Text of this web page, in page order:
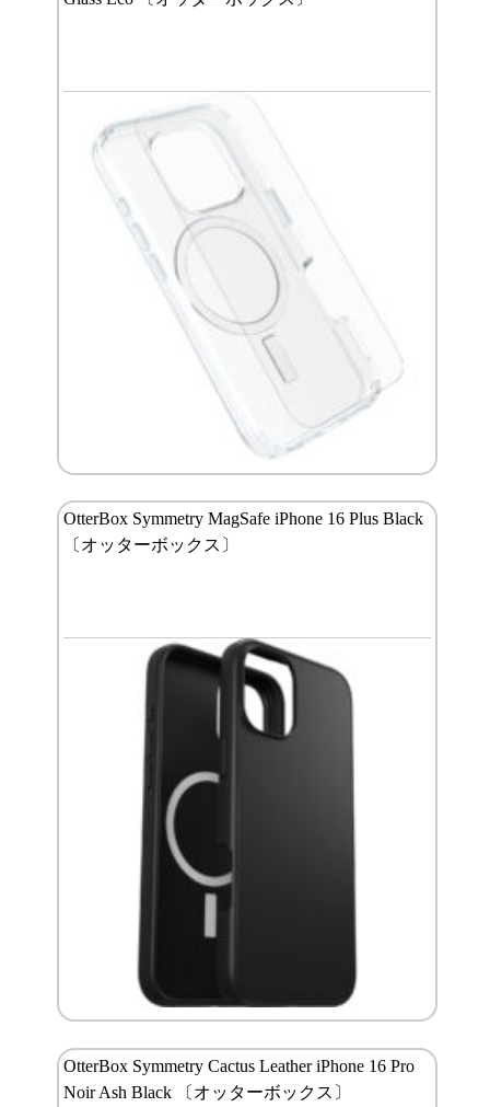
OtterBox Symmetry MagSafe iPhone 16 Plus Black
〔オッターボックス〕
OtterBox Symmetry Cactus Leather iPhone 16 Pro
Noir Ash Black 〔オッターボックス〕